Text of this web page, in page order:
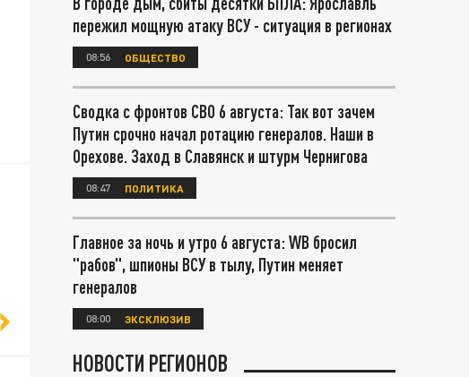
пережил мощную атаку ВСУ - ситуация в регионах
08:56 ОБЩЕСТВО
Сводка с фронтов СВО 6 августа: Так вот зачем
Путин срочно начал ротацию генералов. Наши в
Орехове. Заход в Славянск и штурм Чернигова
08:47 ПОЛИТИКА
Главное за ночь и утро 6 августа: WB бросил
"рабов", шпионы ВСУ в тылу, Путин меняет
генералов
08:00 ЭКСКЛЮЗИВ
НОВОСТИ РЕГИОНОВ